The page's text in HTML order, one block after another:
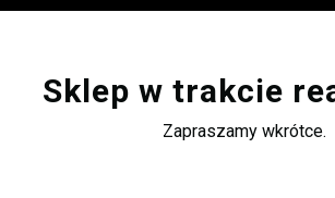
Sklep w trakcie
Zapraszamy wkrótce.